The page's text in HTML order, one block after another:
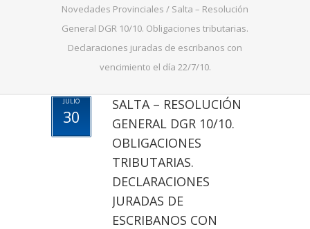
Novedades Provinciales / Salta – Resolución
General DGR 10/10. Obligaciones tributarias.
Declaraciones juradas de escribanos con
vencimiento el día 22/7/10.
JULIO
30
SALTA – RESOLUCIÓN
GENERAL DGR 10/10.
OBLIGACIONES
TRIBUTARIAS.
DECLARACIONES
JURADAS DE
ESCRIBANOS CON